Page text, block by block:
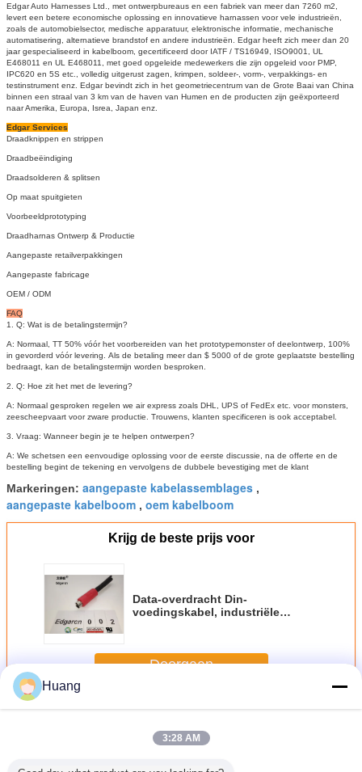
Edgar Auto Harnesses Ltd., met ontwerpbureaus en een fabriek van meer dan 7260 m2,
levert een betere economische oplossing en innovatieve harnassen voor vele industrieën,
zoals de automobielsector, medische apparatuur, elektronische informatie, mechanische
automatisering, alternatieve brandstof en andere industrieën.
Edgar heeft zich meer dan 20
jaar gespecialiseerd in kabelboom, gecertificeerd door IATF / TS16949, ISO9001, UL
E468011 en UL E468011, met goed opgeleide medewerkers die zijn opgeleid voor PMP,
IPC620 en 5S etc., volledig uitgerust zagen, krimpen, soldeer-, vorm-, verpakkings- en
testinstrument enz. Edgar bevindt zich in het geometriecentrum van de Grote Baai van China
binnen een straal van 3 km van de haven van Humen en de producten zijn geëxporteerd
naar Amerika, Europa, Isrea, Japan enz.
Edgar Services
Draadknippen en strippen
Draadbeëindiging
Draadsolderen & splitsen
Op maat spuitgieten
Voorbeeldprototyping
Draadharnas Ontwerp & Productie
Aangepaste retailverpakkingen
Aangepaste fabricage
OEM / ODM
FAQ
1. Q: Wat is de betalingstermijn?
A: Normaal, TT 50% vóór het voorbereiden van het prototypemonster of deelontwerp, 100%
in gevorderd vóór levering.
Als de betaling meer dan $ 5000 of de grote geplaatste bestelling
bedraagt, kan de betalingstermijn worden besproken.
2. Q: Hoe zit het met de levering?
A: Normaal gesproken regelen we air express zoals DHL, UPS of FedEx etc. voor monsters,
zeescheepvaart voor zware productie.
Trouwens, klanten specificeren is ook acceptabel.
3. Vraag: Wanneer begin je te helpen ontwerpen?
A: We schetsen een eenvoudige oplossing voor de eerste discussie, na de offerte en de
bestelling begint de tekening en vervolgens de dubbele bevestiging met de klant
Markeringen: aangepaste kabelassemblages ,
aangepaste kabelboom , oem kabelboom
Krijg de beste prijs voor
Data-overdracht Din-
voedingskabel, industriële
Doorgaan
MeerAangepaste draadassemblages
Huang
3:28 AM